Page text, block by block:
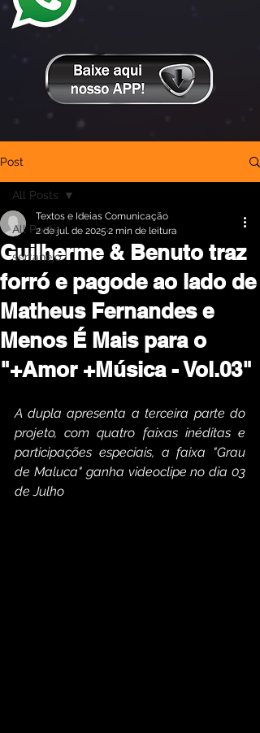
Post
All Posts
sertanejo
All Posts
Guilherme & Benuto traz
forró e pagode ao lado de
Matheus Fernandes e
Menos É Mais para o
"+Amor +Música - Vol.03"
Textos e Ideias Comunicação
2 de jul. de 2025 2 min de leitura
A dupla apresenta a terceira parte do
projeto, com quatro faixas inéditas e
participações especiais, a faixa "Grau
de Maluca" ganha videoclipe no dia 03
de Julho